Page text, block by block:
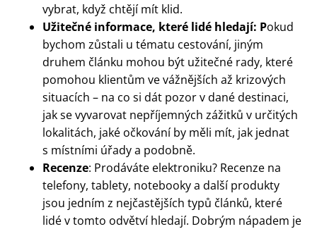
vybrat, když chtějí mít klid.
Užitečné informace, které lidé hledají: Pokud
bychom zůstali u tématu cestování, jiným
druhem článku mohou být užitečné rady, které
pomohou klientům ve vážnějších až krizových
situacích – na co si dát pozor v dané destinaci,
jak se vyvarovat nepříjemných zážitků v určitých
lokalitách, jaké očkování by měli mít, jak jednat
s místními úřady a podobně.
Recenze: Prodáváte elektroniku? Recenze na
telefony, tablety, notebooky a další produkty
jsou jedním z nejčastějších typů článků, které
lidé v tomto odvětví hledají. Dobrým nápadem je